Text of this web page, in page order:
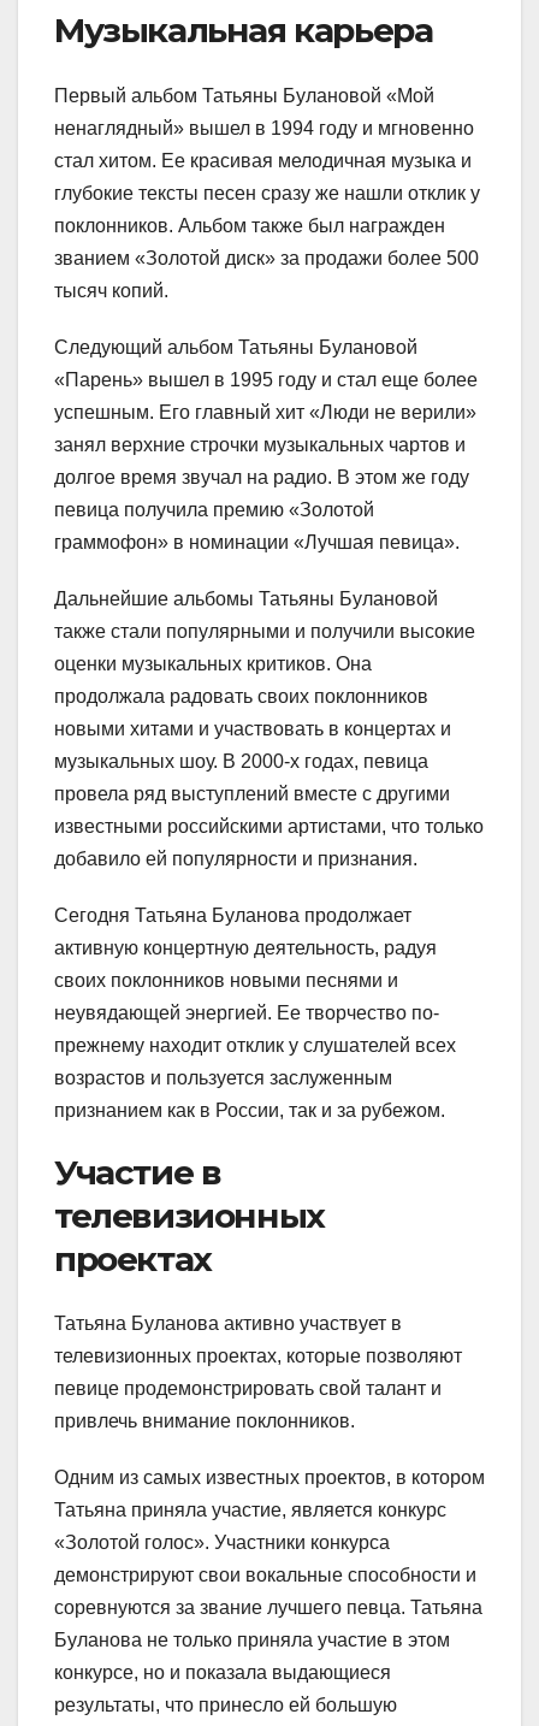
Музыкальная карьера
Первый альбом Татьяны Булановой «Мой
ненаглядный» вышел в 1994 году и мгновенно
стал хитом. Ее красивая мелодичная музыка и
глубокие тексты песен сразу же нашли отклик у
поклонников. Альбом также был награжден
званием «Золотой диск» за продажи более 500
тысяч копий.
Следующий альбом Татьяны Булановой
«Парень» вышел в 1995 году и стал еще более
успешным. Его главный хит «Люди не верили»
занял верхние строчки музыкальных чартов и
долгое время звучал на радио. В этом же году
певица получила премию «Золотой
граммофон» в номинации «Лучшая певица».
Дальнейшие альбомы Татьяны Булановой
также стали популярными и получили высокие
оценки музыкальных критиков. Она
продолжала радовать своих поклонников
новыми хитами и участвовать в концертах и
музыкальных шоу. В 2000-х годах, певица
провела ряд выступлений вместе с другими
известными российскими артистами, что только
добавило ей популярности и признания.
Сегодня Татьяна Буланова продолжает
активную концертную деятельность, радуя
своих поклонников новыми песнями и
неувядающей энергией. Ее творчество по-
прежнему находит отклик у слушателей всех
возрастов и пользуется заслуженным
признанием как в России, так и за рубежом.
Участие в
телевизионных
проектах
Татьяна Буланова активно участвует в
телевизионных проектах, которые позволяют
певице продемонстрировать свой талант и
привлечь внимание поклонников.
Одним из самых известных проектов, в котором
Татьяна приняла участие, является конкурс
«Золотой голос». Участники конкурса
демонстрируют свои вокальные способности и
соревнуются за звание лучшего певца. Татьяна
Буланова не только приняла участие в этом
конкурсе, но и показала выдающиеся
результаты, что принесло ей большую